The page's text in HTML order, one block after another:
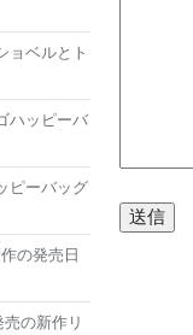
ョベルとト
ハッピーバ
ピーバッグ
の発売日
の新作リ